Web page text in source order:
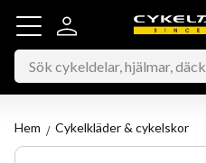
Meny
Hem Cykelkläder & cykelskor